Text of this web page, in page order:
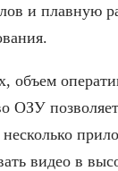
и плавную
объем
ОЗУ
несколько
видео в